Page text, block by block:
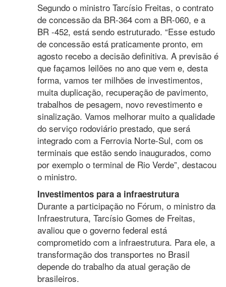
Segundo o ministro Tarcísio Freitas, o contrato
de concessão da BR-364 com a BR-060, e a
BR -452, está sendo estruturado. “Esse estudo
de concessão está praticamente pronto, em
agosto recebo a decisão definitiva. A previsão é
que façamos leilões no ano que vem e, desta
forma, vamos ter milhões de investimentos,
muita duplicação, recuperação de pavimento,
trabalhos de pesagem, novo revestimento e
sinalização. Vamos melhorar muito a qualidade
do serviço rodoviário prestado, que será
integrado com a Ferrovia Norte-Sul, com os
terminais que estão sendo inaugurados, como
por exemplo o terminal de Rio Verde”, destacou
o ministro.
Investimentos para a infraestrutura
Durante a participação no Fórum, o ministro da
Infraestrutura, Tarcísio Gomes de Freitas,
avaliou que o governo federal está
comprometido com a infraestrutura. Para ele, a
transformação dos transportes no Brasil
depende do trabalho da atual geração de
brasileiros.